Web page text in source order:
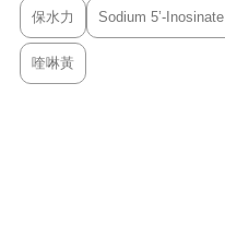
保水力 Sodium 5’-Inosinate
喹啉黃